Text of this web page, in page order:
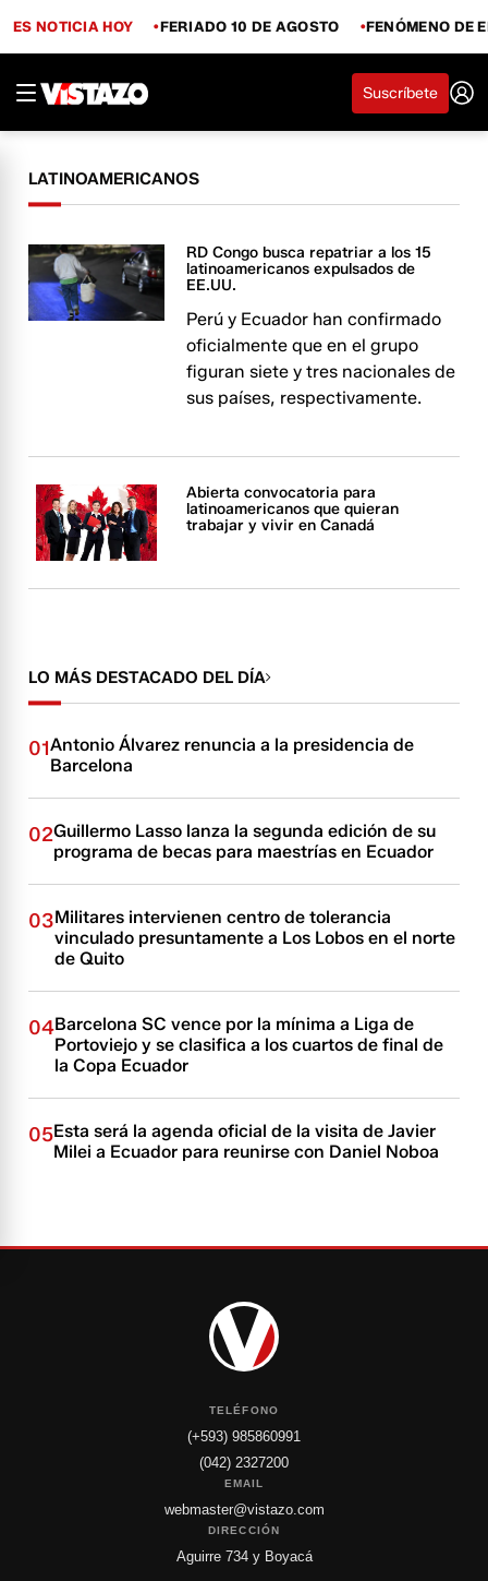
ES NOTICIA HOY FERIADO 10 DE AGOSTO FENÓMENO DE
Suscríbete
LATINOAMERICANOS
RD Congo busca repatriar a los 15
latinoamericanos expulsados de
EE.UU.
Perú y Ecuador han confirmado
oficialmente que en el grupo
figuran siete y tres nacionales de
sus países, respectivamente.
Abierta convocatoria para
latinoamericanos que quieran
trabajar y vivir en Canadá
LO MÁS DESTACADO DEL DÍA
01Antonio Álvarez renuncia a la presidencia de
Barcelona
02Guillermo Lasso lanza la segunda edición de su
programa de becas para maestrías en Ecuador
03Militares intervienen centro de tolerancia
vinculado presuntamente a Los Lobos en el norte
de Quito
04Barcelona SC vence por la mínima a Liga de
Portoviejo y se clasifica a los cuartos de final de
la Copa Ecuador
05Esta será la agenda oficial de la visita de Javier
Milei a Ecuador para reunirse con Daniel Noboa
TELÉFONO
(+593) 985860991
(042) 2327200
EMAIL
webmaster@vistazo.com
DIRECCIÓN
Aguirre 734 y Boyacá